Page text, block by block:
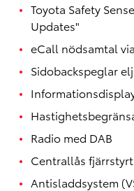
Toyota Safety
Updates"
eCall nödsamtal
Sidobackspeglar
Radio med DAB
Centrallås fjärrstyrt
Antisladdsystem